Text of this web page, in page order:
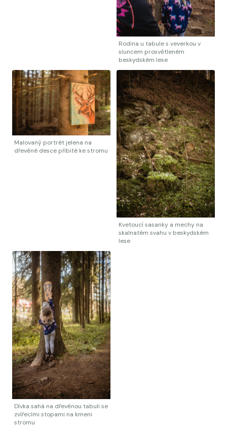
Rodina u tabule s veverkou v
sluncem prosvětleném
beskydském lese
Malovaný portrét jelena na
dřevěné desce přibité ke stromu
Kvetoucí sasanky a mechy na
skalnatém svahu v beskydském
lese
Dívka sahá na dřevěnou tabuli se
zvířecími stopami na kmeni
stromu